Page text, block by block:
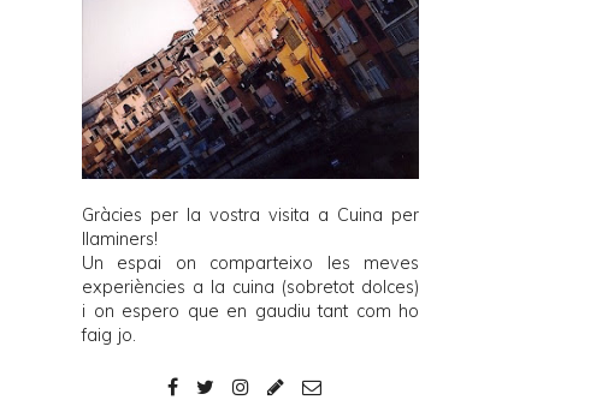
Gràcies per la vostra visita a Cuina per
llaminers!
Un espai on comparteixo les meves
experiències a la cuina (sobretot dolces)
i on espero que en gaudiu tant com ho
faig jo.